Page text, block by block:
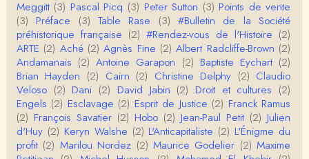
Merci de relever ma généralisation hâtive en ce qu
i concerne une hypothétique proportion relative e
n…
Christophe Darmangeat
Pour ce qui est des effets de la variole, ils ont en
effet été catastrophiques 'une manière géné…
Roland Chaudat
L'histoire des populations autochtones profite certai
nement de ces reconstitutions dont la visit…
Meggitt (3) Pascal Picq (3) Peter Sutton (3) Points de vente
(3) Préface (3) Table Rase (3) #Bulletin de la Société
préhistorique française (2) #Rendez-vous de l'Histoire (2)
ARTE (2) Aché (2) Agnès Fine (2) Albert Radcliffe-Brown (2)
Andamanais (2) Antoine Garapon (2) Baptiste Eychart (2)
Brian Hayden (2) Cairn (2) Christine Delphy (2) Claudio
Veloso (2) Dani (2) David Jabin (2) Droit et cultures (2)
Engels (2) Esclavage (2) Esprit de Justice (2) Franck Ramus
(2) François Savatier (2) Hobo (2) Jean-Paul Petit (2) Julien
d'Huy (2) Keryn Walshe (2) L'Anticapitaliste (2) L'Énigme du
profit (2) Marilou Nordez (2) Maurice Godelier (2) Maxime